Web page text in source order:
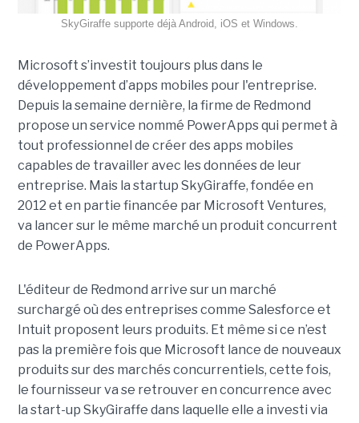
SkyGiraffe supporte déjà Android, iOS et Windows.
Microsoft s’investit toujours plus dans le
développement d’apps mobiles pour l'entreprise.
Depuis la semaine dernière, la firme de Redmond
propose un service nommé PowerApps qui permet à
tout professionnel de créer des apps mobiles
capables de travailler avec les données de leur
entreprise. Mais la startup SkyGiraffe, fondée en
2012 et en partie financée par Microsoft Ventures,
va lancer sur le même marché un produit concurrent
de PowerApps.
L'éditeur de Redmond arrive sur un marché
surchargé où des entreprises comme Salesforce et
Intuit proposent leurs produits. Et même si ce n’est
pas la première fois que Microsoft lance de nouveaux
produits sur des marchés concurrentiels, cette fois,
le fournisseur va se retrouver en concurrence avec
la start-up SkyGiraffe dans laquelle elle a investi via